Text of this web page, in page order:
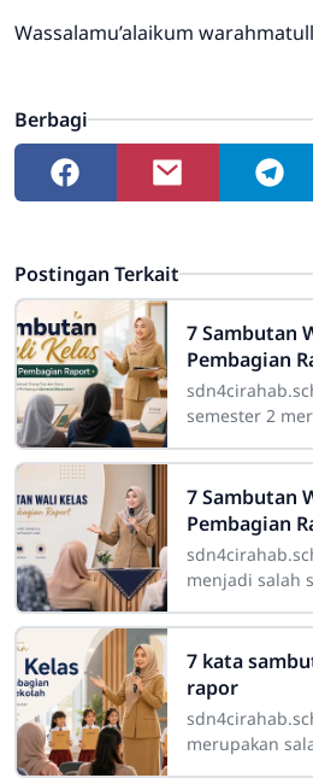
Wassalamu’alaikum
Berbagi
Postingan Terkait
7 Sambutan
Pembagian
semester 2
pendidikan
hanya menjadi
7 Sambutan
Pembagian
menjadi salah
Sekolah
orang tua
7 kata
rapor
merupakan